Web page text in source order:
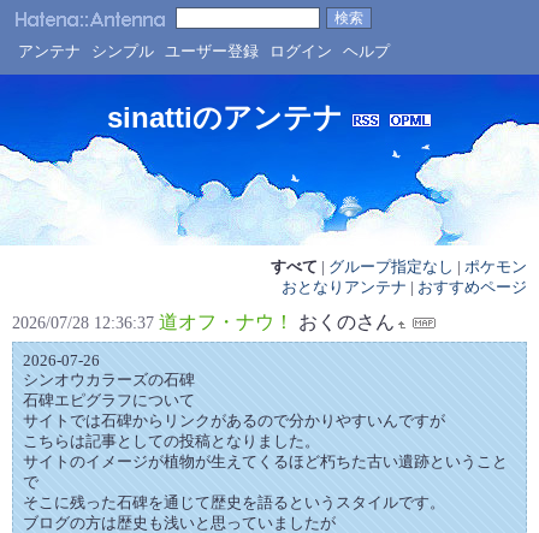
アンテナ シンプル ユーザー登録 ログイン ヘルプ
sinattiのアンテナ
すべて | グループ指定なし | ポケモン
おとなりアンテナ | おすすめページ
2026/07/28 12:36:37 道オフ・ナウ！ おくのさん
2026-07-26
シンオウカラーズの石碑
石碑エピグラフについて
サイトでは石碑からリンクがあるので分かりやすいんですが
こちらは記事としての投稿となりました。
サイトのイメージが植物が生えてくるほど朽ちた古い遺跡ということ
で
そこに残った石碑を通じて歴史を語るというスタイルです。
ブログの方は歴史も浅いと思っていましたが